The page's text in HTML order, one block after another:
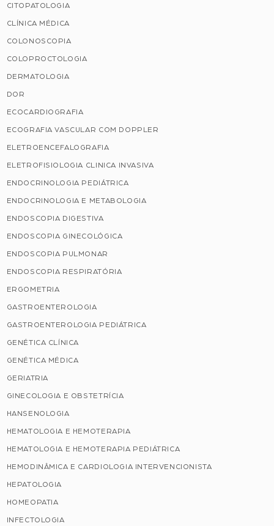
CITOPATOLOGIA
CLÍNICA MÉDICA
COLONOSCOPIA
COLOPROCTOLOGIA
DERMATOLOGIA
DOR
ECOCARDIOGRAFIA
ECOGRAFIA VASCULAR COM DOPPLER
ELETROENCEFALOGRAFIA
ELETROFISIOLOGIA CLINICA INVASIVA
ENDOCRINOLOGIA PEDIÁTRICA
ENDOCRINOLOGIA E METABOLOGIA
ENDOSCOPIA DIGESTIVA
ENDOSCOPIA GINECOLÓGICA
ENDOSCOPIA PULMONAR
ENDOSCOPIA RESPIRATÓRIA
ERGOMETRIA
GASTROENTEROLOGIA
GASTROENTEROLOGIA PEDIÁTRICA
GENÉTICA CLÍNICA
GENÉTICA MÉDICA
GERIATRIA
GINECOLOGIA E OBSTETRÍCIA
HANSENOLOGIA
HEMATOLOGIA E HEMOTERAPIA
HEMATOLOGIA E HEMOTERAPIA PEDIÁTRICA
HEMODINÂMICA E CARDIOLOGIA INTERVENCIONISTA
HEPATOLOGIA
HOMEOPATIA
INFECTOLOGIA